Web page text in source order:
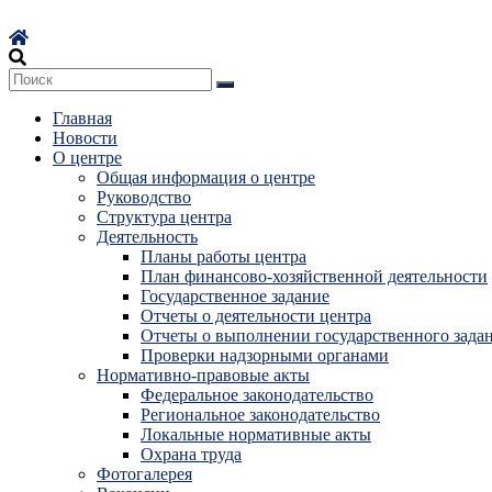
к
содержимому
Главная
Новости
О центре
Общая информация о центре
Руководство
Структура центра
Деятельность
Планы работы центра
План финансово-хозяйственной деятельности
Государственное задание
Отчеты о деятельности центра
Отчеты о выполнении государственного
Проверки надзорными органами
Нормативно-правовые акты
Федеральное законодательство
Региональное законодательство
Локальные нормативные акты
Охрана труда
Фотогалерея